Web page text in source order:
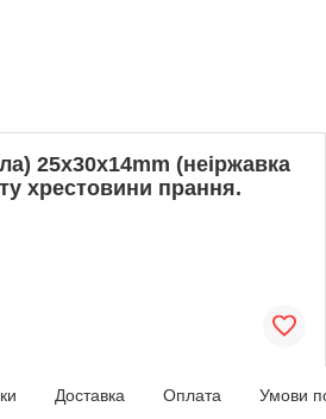
25x30x14mm (неіржавка
хрестовини прання.
Доставка Оплата Умови